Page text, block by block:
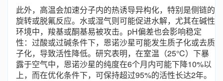
此外，高温会加速分子内的热诱导异构化，特别是侧链的
旋转或脱氟反应。水或湿气则可能促进水解，尤其在碱性
环境中，羧基或酮基易被攻击。pH偏差也会影响稳定
性：过酸或过碱条件下，恩诺沙星可能发生质子化或去质
子化，导致活性降低。研究表明，在室温（25°C）下暴
露于空气中，恩诺沙星的纯度在6个月内可能下降10%以
上，而在优化条件下，可保持超过95%的活性长达2年。